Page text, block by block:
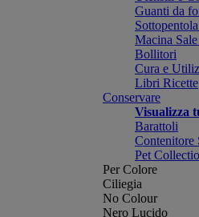
Guanti da
Macina Sale
Bollitori
Cura e
Libri Ricette
Conservare
Visualizza
Barattoli
Contenitore
Pet
Per Colore
Ciliegia
No Colour
Nero Lucido